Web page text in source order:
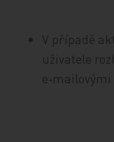
V případě
uživatele
e‑mailovými